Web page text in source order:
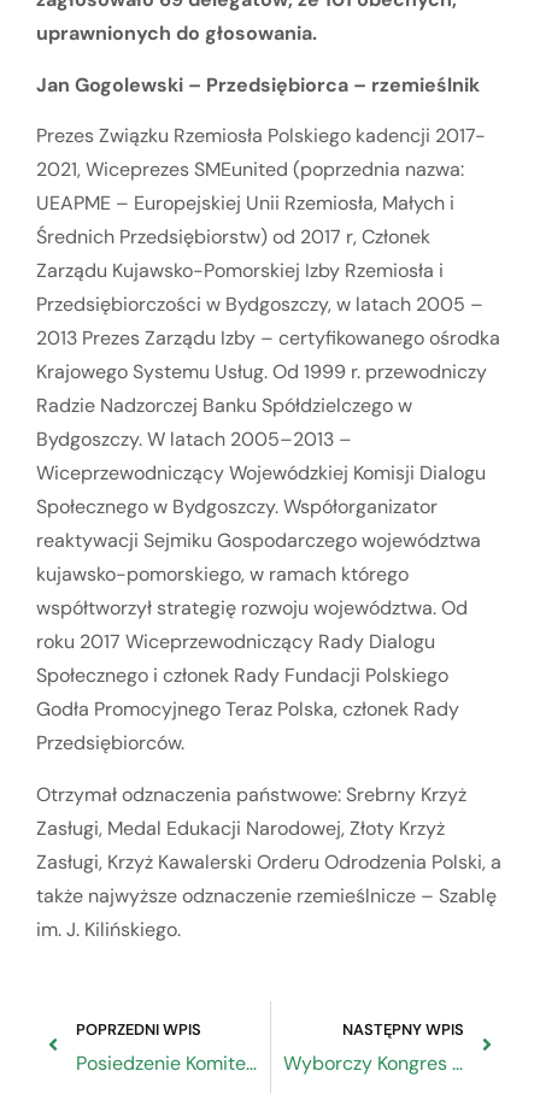
uprawnionych do głosowania.
Jan Gogolewski – Przedsiębiorca – rzemieślnik
Prezes Związku Rzemiosła Polskiego kadencji 2017-
2021, Wiceprezes SMEunited (poprzednia nazwa:
UEAPME – Europejskiej Unii Rzemiosła, Małych i
Średnich Przedsiębiorstw) od 2017 r, Członek
Zarządu Kujawsko-Pomorskiej Izby Rzemiosła i
Przedsiębiorczości w Bydgoszczy, w latach 2005 –
2013 Prezes Zarządu Izby – certyfikowanego ośrodka
Krajowego Systemu Usług. Od 1999 r. przewodniczy
Radzie Nadzorczej Banku Spółdzielczego w
Bydgoszczy. W latach 2005–2013 –
Wiceprzewodniczący Wojewódzkiej Komisji Dialogu
Społecznego w Bydgoszczy. Współorganizator
reaktywacji Sejmiku Gospodarczego województwa
kujawsko-pomorskiego, w ramach którego
współtworzył strategię rozwoju województwa. Od
roku 2017 Wiceprzewodniczący Rady Dialogu
Społecznego i członek Rady Fundacji Polskiego
Godła Promocyjnego Teraz Polska, członek Rady
Przedsiębiorców.
Otrzymał odznaczenia państwowe: Srebrny Krzyż
Zasługi, Medal Edukacji Narodowej, Złoty Krzyż
Zasługi, Krzyż Kawalerski Orderu Odrodzenia Polski, a
także najwyższe odznaczenie rzemieślnicze – Szablę
im. J. Kilińskiego.
POPRZEDNI WPIS
Posiedzenie Komitetu Europejskiego Funduszu Społecznego+
NASTĘPNY WPIS
Wyborczy Kongres Rzemiosła Polskiego